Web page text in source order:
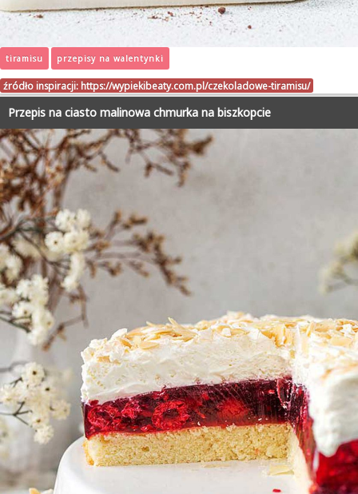
tiramisu przepisy na walentynki
źródło inspiracji: https://wypiekibeaty.com.pl/czekoladowe-tiramisu/
Przepis na ciasto malinowa chmurka na biszkopcie